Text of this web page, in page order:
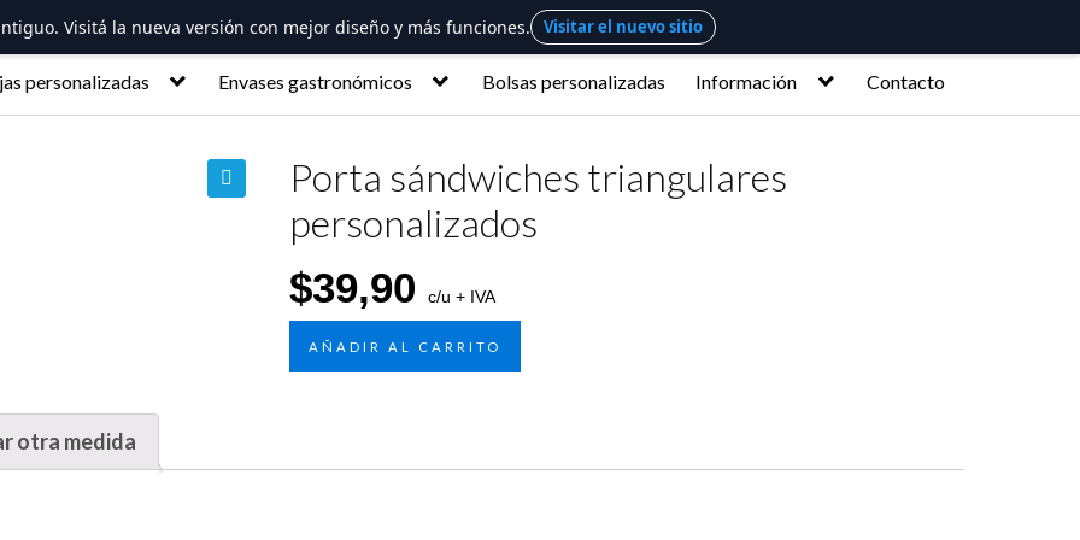
personalizadas Envases gastronómicos Bolsas personalizadas Información Contacto
Porta sándwiches triangulares
personalizados
$39,90 c/u + IVA
AÑADIR AL CARRITO
otra medida
Visitá la nueva versión con mejor diseño y más funciones. Visitar el nuevo sitio